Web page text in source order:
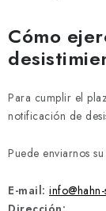
BLOG
Aviso legal
Contacto
Cómo
Para cumplir el
notificación de
Puede enviarnos
E-mail: